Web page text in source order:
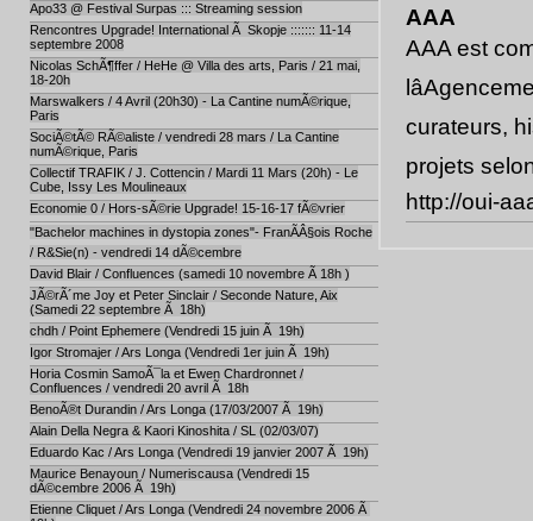
Apo33 @ Festival Surpas ::: Streaming session
Rencontres Upgrade! International Ã Skopje ::::::: 11-14
septembre 2008
Nicolas SchÃ¶ffer / HeHe @ Villa des arts, Paris / 21 mai,
18-20h
Marswalkers / 4 Avril (20h30) - La Cantine numÃ©rique,
Paris
SociÃ©tÃ© RÃ©aliste / vendredi 28 mars / La Cantine
numÃ©rique, Paris
Collectif TRAFIK / J. Cottencin / Mardi 11 Mars (20h) - Le
Cube, Issy Les Moulineaux
Economie 0 / Hors-sÃ©rie Upgrade! 15-16-17 fÃ©vrier
"Bachelor machines in dystopia zones"- FranÃÂ§ois Roche
/ R&Sie(n) - vendredi 14 dÃ©cembre
David Blair / Confluences (samedi 10 novembre Ã 18h )
JÃ©rÃ´me Joy et Peter Sinclair / Seconde Nature, Aix
(Samedi 22 septembre Ã 18h)
chdh / Point Ephemere (Vendredi 15 juin Ã 19h)
Igor Stromajer / Ars Longa (Vendredi 1er juin Ã 19h)
Horia Cosmin SamoÃ¯la et Ewen Chardronnet /
Confluences / vendredi 20 avril Ã 18h
BenoÃ®t Durandin / Ars Longa (17/03/2007 Ã 19h)
Alain Della Negra & Kaori Kinoshita / SL (02/03/07)
Eduardo Kac / Ars Longa (Vendredi 19 janvier 2007 Ã 19h)
Maurice Benayoun / Numeriscausa (Vendredi 15
dÃ©cembre 2006 Ã 19h)
Etienne Cliquet / Ars Longa (Vendredi 24 novembre 2006 Ã
AAA
AAA est
curateurs,
projets
http://oui-